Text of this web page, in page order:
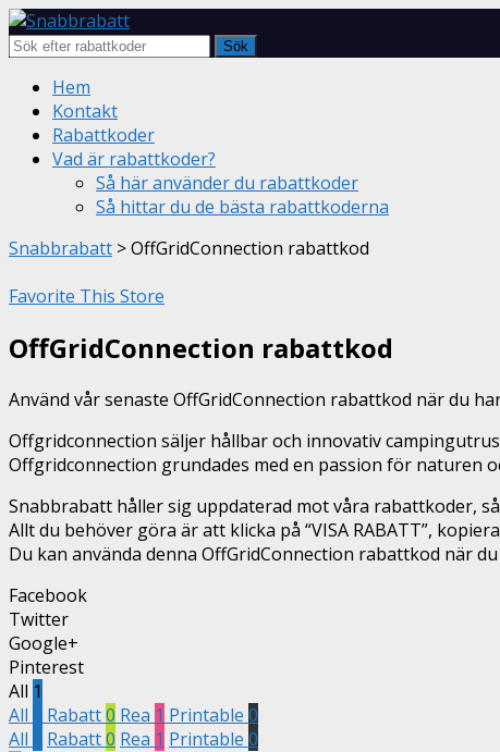
Sök
Skip
content
Hem
Kontakt
Rabattkoder
Vad är rabattkoder?
Så här använder du rabattkoder
Så hittar du de bästa rabattkoderna
Snabbrabatt >OffGridConnection rabattkod
Favorite This Store
OffGridConnection rabattkod
Använd vår senaste OffGridConnection rabattkod när du
Offgridconnection säljer hållbar och innovativ
Offgridconnection grundades med en passion för naturen
Snabbrabatt håller sig uppdaterad mot våra rabattkoder,
Allt du behöver göra är att klicka på “VISA RABATT”,
Du kan använda denna OffGridConnection rabattkod när
Facebook
Twitter
Google+
Pinterest
All 1
All
Rabatt0 Rea 1 Printable 0
All
Rabatt0 Rea 1 Printable 0